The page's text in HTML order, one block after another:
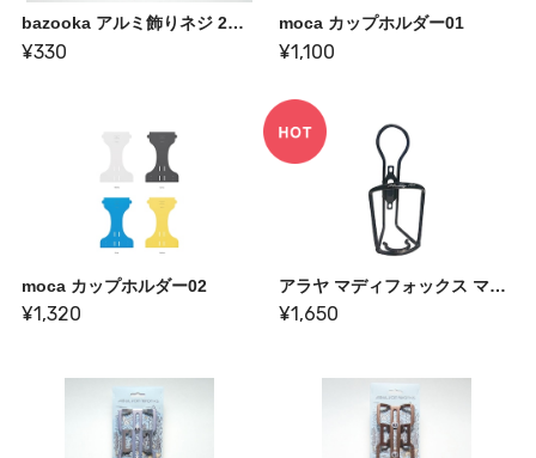
bazooka アルミ飾りネジ 2本セット
¥330
moca カップホルダー01
¥1,100
moca カップホルダー02
¥1,320
アラヤ マディフォックス マルチボトルケージ
¥1,650